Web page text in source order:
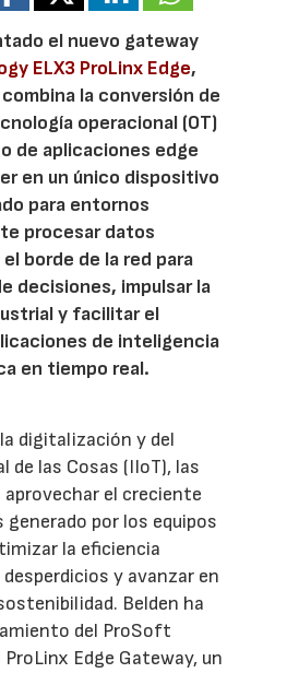
el nuevo gateway
ELX3 ProLinx Edge,
la conversión de
operacional (OT)
de aplicaciones edge
en un único dispositivo
para entornos
procesar datos
borde de la red para
decisiones, impulsar la
y facilitar el
de inteligencia
en tiempo real.
digitalización y del
las Cosas (IIoT), las
aprovechar el creciente
por los equipos
la eficiencia
y avanzar en
Belden ha
del ProSoft
Edge Gateway, un